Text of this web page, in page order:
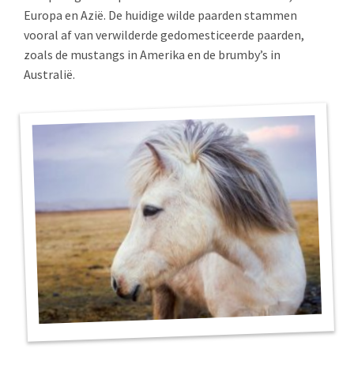
Europa en Azië. De huidige wilde paarden stammen
vooral af van verwilderde gedomesticeerde paarden,
zoals de mustangs in Amerika en de brumby’s in
Australië.